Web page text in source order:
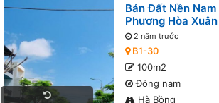
Bán Đất Nền
Phương Hòa
B1-30 lô x
2 năm trước
B1-30
100m2
Đông nam
Hà Bồng